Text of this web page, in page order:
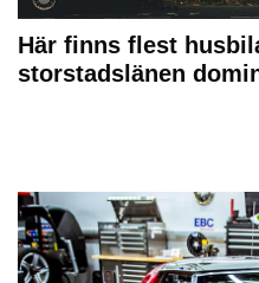
Här finns flest
storstadslänen